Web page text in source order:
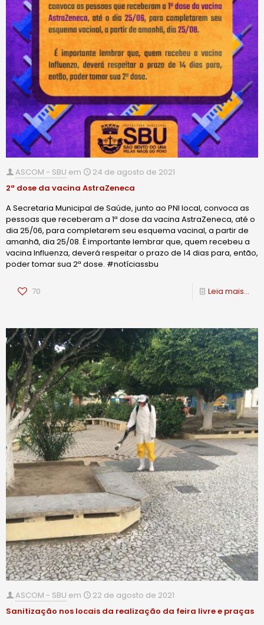
ASCOM - SBU em
24 de agosto de 2021
2ª dose da vacina AstraZeneca
A Secretaria Municipal de Saúde, junto ao PNI local, convoca as
pessoas que receberam a 1ª dose da vacina AstraZeneca, até o
dia 25/06, para completarem seu esquema vacinal, a partir de
amanhã, dia 25/08. É importante lembrar que, quem recebeu a
vacina Influenza, deverá respeitar o prazo de 14 dias para, então,
poder tomar sua 2ª dose. #notíciassbu
70 Leia mais...
ASCOM - SBU em
22 de agosto de 2021
Sanitização nos locais da realização da feira livre e praças